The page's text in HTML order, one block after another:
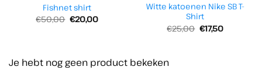
Fishnet shirt
€50,00 Oorspronkelijke
prijs
€20,00Huidige
Witte katoenen Nike SB T-
Shirt
€25,00 Oorspronkelijke
prijs
€17,50Huidige
Je hebt nog geen product bekeken